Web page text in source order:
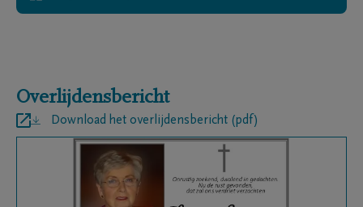
Overlijdensbericht
Download het overlijdensbericht (pdf)